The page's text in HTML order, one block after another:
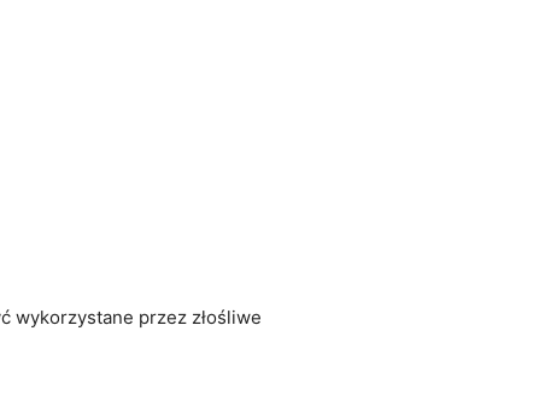
wykorzystane przez złośliwe